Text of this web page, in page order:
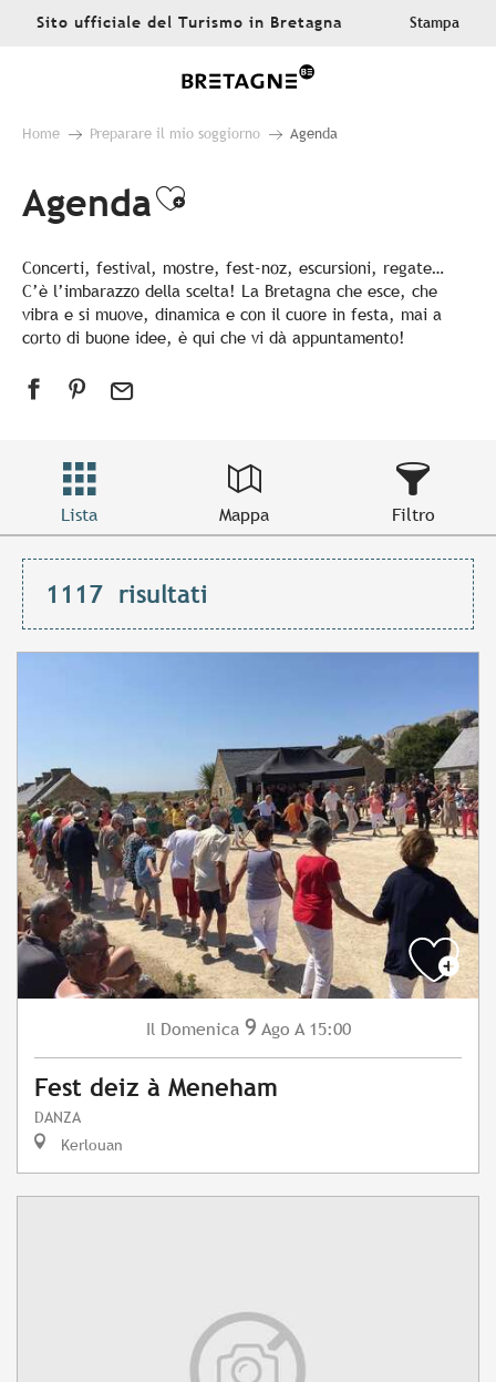
AllerSito ufficiale del Turismo in Bretagna Stampa
Home Preparare il mio soggiorno Agenda
AgendaAjouter aux favoris
Concerti, festival, mostre, fest-noz, escursioni, regate…
C’è l’imbarazzo della scelta! La Bretagna che esce, che
vibra e si muove, dinamica e con il cuore in festa, mai a
corto di buone idee, è qui che vi dà appuntamento!
Lista Mappa Filtro
1117 risultati
Il Domenica 9 Ago A 15:00
Fest deiz à Meneham
DANZA
Kerlouan